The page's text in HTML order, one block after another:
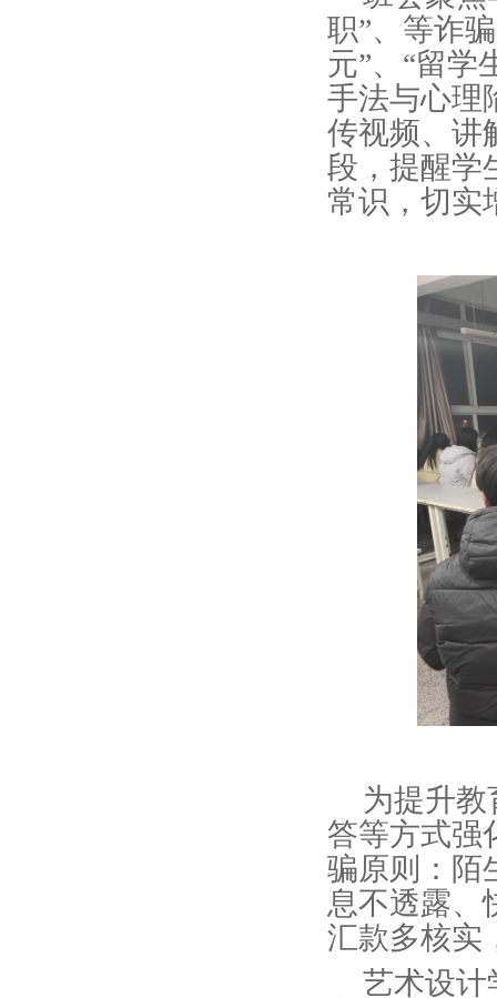
职”、等诈
元”、“留学
手法与心理
传视频、讲
段，提醒学
常识，切实
为提升
答等方式强
骗原则：陌
息不透露、
汇款多核实
艺术设计